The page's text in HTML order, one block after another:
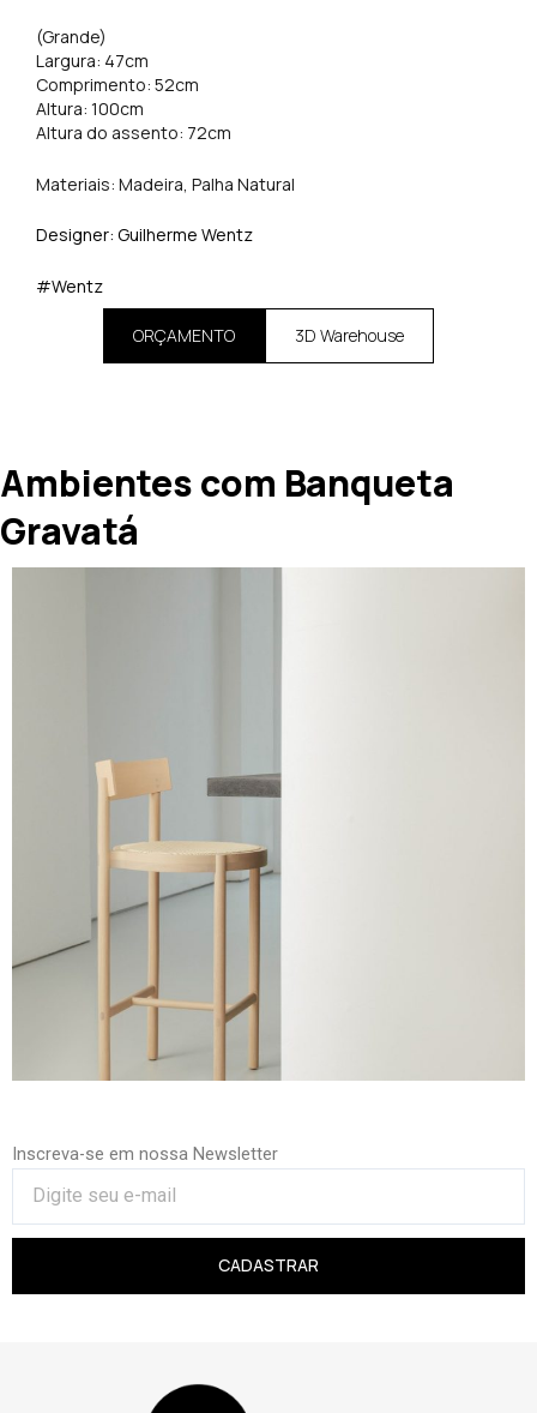
(Grande)
Largura: 47cm
Comprimento: 52cm
Altura: 100cm
Altura do assento: 72cm
Materiais: Madeira, Palha Natural
Designer: Guilherme Wentz
#Wentz
ORÇAMENTO 3D Warehouse
Ambientes com Banqueta
Gravatá
Inscreva-se em nossa Newsletter
CADASTRAR